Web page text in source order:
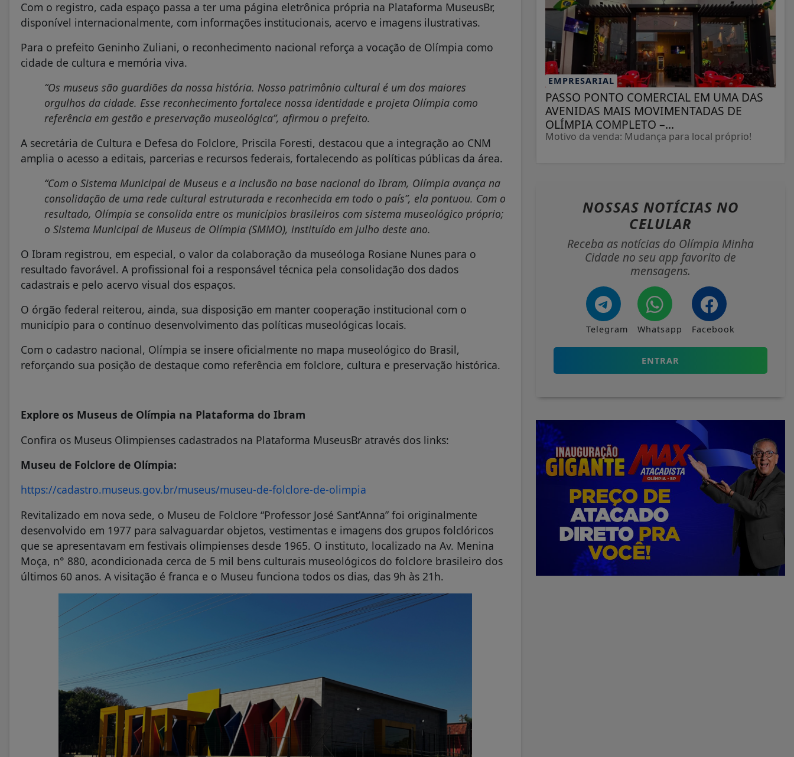
Com o registro, cada espaço passa a ter uma página eletrônica própria na Plataforma MuseusBr,
disponível internacionalmente, com informações institucionais, acervo e imagens ilustrativas.
Para o prefeito Geninho Zuliani, o reconhecimento nacional reforça a vocação de Olímpia como
cidade de cultura e memória viva.
“Os museus são guardiões da nossa história. Nosso patrimônio cultural é um dos maiores
orgulhos da cidade. Esse reconhecimento fortalece nossa identidade e projeta Olímpia como
referência em gestão e preservação museológica”, afirmou o prefeito.
A secretária de Cultura e Defesa do Folclore, Priscila Foresti, destacou que a integração ao CNM
amplia o acesso a editais, parcerias e recursos federais, fortalecendo as políticas públicas da área.
“Com o Sistema Municipal de Museus e a inclusão na base nacional do Ibram, Olímpia avança na
consolidação de uma rede cultural estruturada e reconhecida em todo o país”, ela pontuou. Com o
resultado, Olímpia se consolida entre os municípios brasileiros com sistema museológico próprio;
o Sistema Municipal de Museus de Olímpia (SMMO), instituído em julho deste ano.
O Ibram registrou, em especial, o valor da colaboração da museóloga Rosiane Nunes para o
resultado favorável. A profissional foi a responsável técnica pela consolidação dos dados
cadastrais e pelo acervo visual dos espaços.
O órgão federal reiterou, ainda, sua disposição em manter cooperação institucional com o
município para o contínuo desenvolvimento das políticas museológicas locais.
Com o cadastro nacional, Olímpia se insere oficialmente no mapa museológico do Brasil,
reforçando sua posição de destaque como referência em folclore, cultura e preservação histórica.
Explore os Museus de Olímpia na Plataforma do Ibram
Confira os Museus Olimpienses cadastrados na Plataforma MuseusBr através dos links:
Museu de Folclore de Olímpia:
https://cadastro.museus.gov.br/museus/museu-de-folclore-de-olimpia
Revitalizado em nova sede, o Museu de Folclore “Professor José Sant’Anna” foi originalmente
desenvolvido em 1977 para salvaguardar objetos, vestimentas e imagens dos grupos folclóricos
que se apresentavam em festivais olimpienses desde 1965. O instituto, localizado na Av. Menina
Moça, n° 880, acondicionada cerca de 5 mil bens culturais museológicos do folclore brasileiro dos
últimos 60 anos. A visitação é franca e o Museu funciona todos os dias, das 9h às 21h.
EMPRESARIAL
PASSO PONTO COMERCIAL EM UMA DAS
AVENIDAS MAIS MOVIMENTADAS DE
OLÍMPIA COMPLETO –...
Motivo da venda: Mudança para local próprio!
NOSSAS NOTÍCIAS NO
CELULAR
Receba as notícias do Olímpia Minha
Cidade no seu app favorito de
mensagens.
Telegram Whatsapp Facebook
ENTRAR